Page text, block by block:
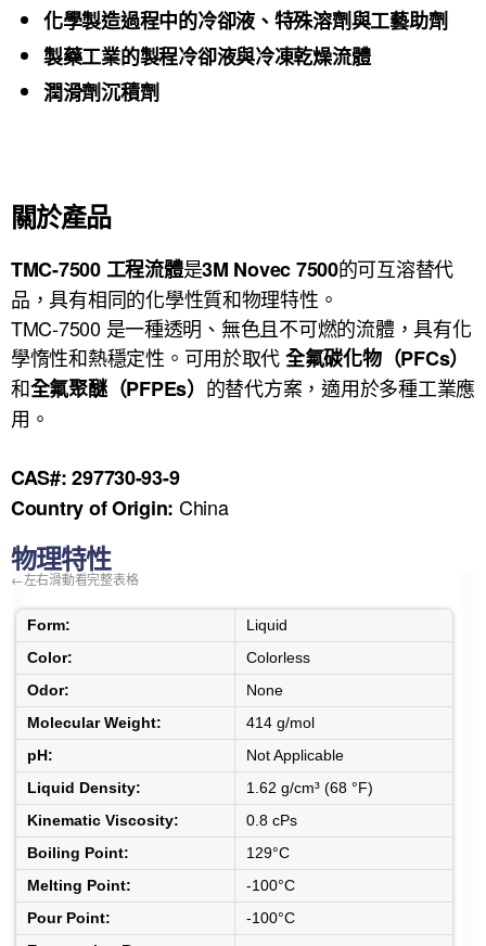
化學製造過程中的冷卻液、特殊溶劑與工藝助劑
製藥工業的製程冷卻液與冷凍乾燥流體
潤滑劑沉積劑
關於產品
TMC-7500 工程流體是3M Novec 7500的可互溶替代
品，具有相同的化學性質和物理特性。
TMC-7500 是一種透明、無色且不可燃的流體，具有化
學惰性和熱穩定性。可用於取代全氟碳化物（PFCs）
和全氟聚醚（PFPEs） 的替代方案，適用於多種工業應
用。
CAS#: 297730-93-9
Country of Origin: China
物理特性
Form:
Liquid
Color:
Colorless
Odor:
None
Molecular Weight:
414 g/mol
pH:
Not Applicable
Liquid Density:
1.62 g/cm³ (68 °F)
Kinematic Viscosity:
0.8 cPs
Boiling Point:
129°C
Melting Point:
-100°C
Pour Point:
-100°C